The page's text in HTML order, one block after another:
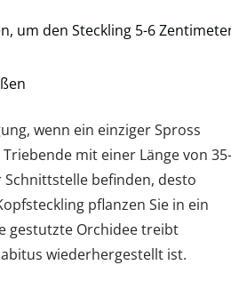
um den Steckling 5-6
wenn ein einziger Spross
mit einer Länge von 35-
befinden, desto
pflanzen Sie in ein
gestutzte Orchidee treibt
wiederhergestellt ist.